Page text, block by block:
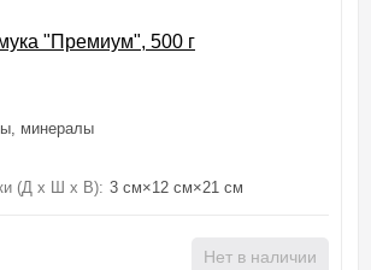
"Премиум", 500 г
минералы
(Д х Ш х В): 3 см×12 см×21 см
Нет в наличии